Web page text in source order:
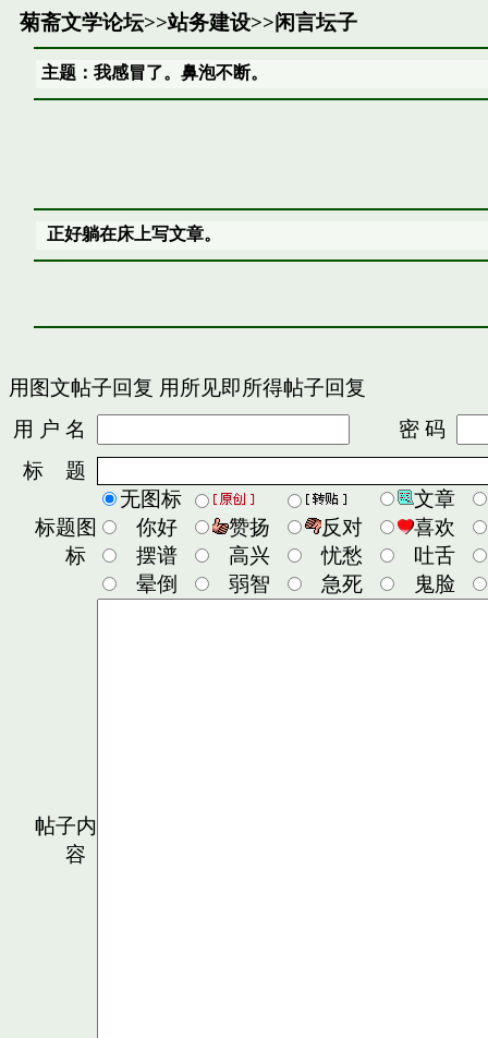
菊斋文学论坛>>站务建设>>闲言坛子
主题：我感冒了。鼻泡不断。
正好躺在床上写文章。
用图文帖子回复 用所见即所得帖子回复
用 户 名
密 码
标 题
标题图
标
无图标
文章
你好
赞扬 反对
喜欢
摆谱
高兴 忧愁
吐舌
晕倒
弱智 急死 鬼脸
帖子内
容